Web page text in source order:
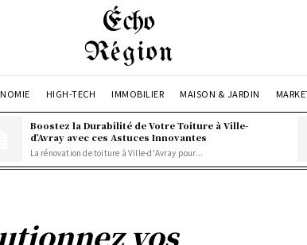
Écho
Région
HIGH-TECH IMMOBILIER MAISON & JARDIN
Boostez la Durabilité de Votre Toiture à Ville-
d’Avray avec ces Astuces Innovantes
La rénovation de toiture à Ville-d’Avray pour...
vos